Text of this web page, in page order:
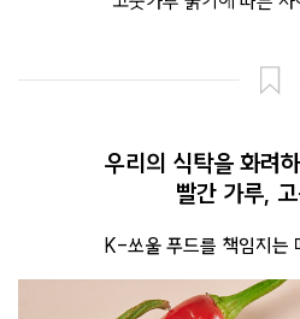
우리의 식탁을 화려
빨간 가루,
K-쏘울 푸드를 책임지는